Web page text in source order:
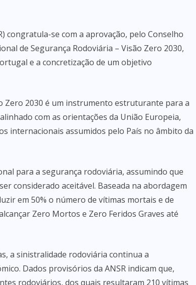
congratula-se com a aprovação, pelo Conselho
de Segurança Rodoviária – Visão Zero 2030,
e a concretização de um objetivo
Zero 2030 é um instrumento estruturante para a
com as orientações da União Europeia,
internacionais assumidos pelo País no âmbito da
para a segurança rodoviária, assumindo que
considerado aceitável. Baseada na abordagem
em 50% o número de vítimas mortais e de
Zero Mortos e Zero Feridos Graves até
a sinistralidade rodoviária continua a
Dados provisórios da ANSR indicam que,
rodoviários, dos quais resultaram 210 vítimas